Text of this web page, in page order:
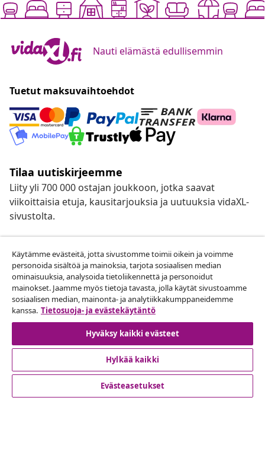
Nauti elämästä edullisemmin
Tuetut maksuvaihtoehdot
Tilaa uutiskirjeemme
Liity yli 700 000 ostajan joukkoon, jotka saavat
viikoittaisia etuja, kausitarjouksia ja uutuuksia vidaXL-
sivustolta.
Peruuta tilaus
Lähetä tilauksen peruutuspyyntö.
Peruuta tilaus
Asiakaspalvelu
Käytämme evästeitä, jotta sivustomme toimii oikein ja voimme
personoida sisältöä ja mainoksia, tarjota sosiaalisen median
ominaisuuksia, analysoida tietoliikennettä ja personoidut
mainokset. Jaamme myös tietoja tavasta, jolla käytät sivustoamme
sosiaalisen median, mainonta- ja analytiikkakumppaneidemme
kanssa. Tietosuoja- ja evästekäytäntö
Hyväksy kaikki evästeet
Hylkää kaikki
Evästeasetukset